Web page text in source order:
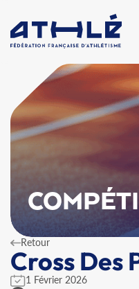
Retour
Cross Des
1 Février 2026